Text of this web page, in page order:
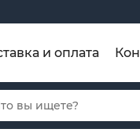
и оплата